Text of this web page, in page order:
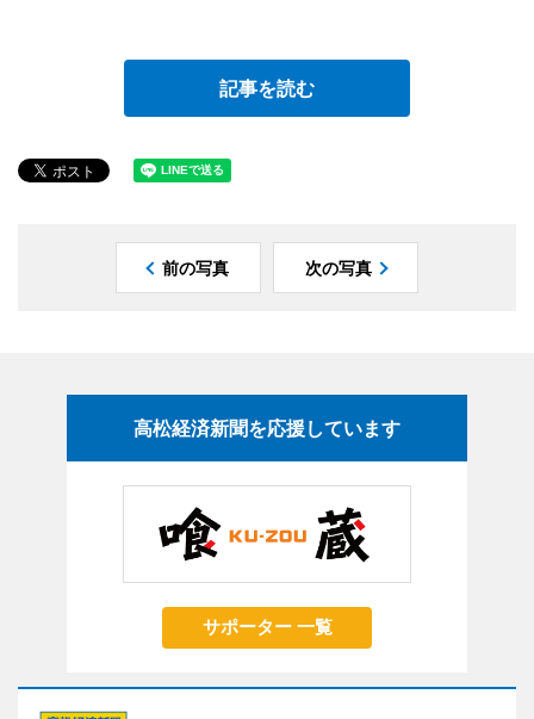
記事を読む
前の写真 次の写真
高松経済新聞を応援しています
サポーター 一覧